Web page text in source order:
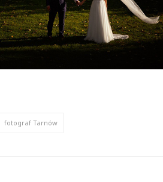
fotograf Tarnów